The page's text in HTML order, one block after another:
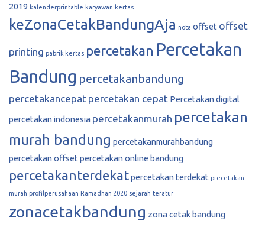
2019 kalenderprintable karyawan kertas
keZonaCetakBandungAja nota offset offset
printing pabrik kertas percetakan Percetakan
Bandung percetakanbandung
percetakancepat percetakan cepat Percetakan digital
percetakan indonesia percetakanmurah percetakan
murah bandung percetakanmurahbandung
percetakan offset percetakan online bandung
percetakanterdekatpercetakan terdekat precetakan
murah profilperusahaan Ramadhan 2020 sejarah teratur
zonacetakbandung zona cetak bandung